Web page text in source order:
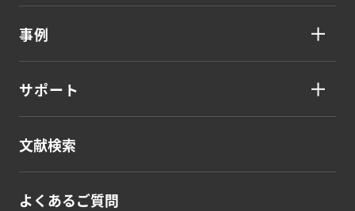
事例
サポート
文献検索
よくあるご質問